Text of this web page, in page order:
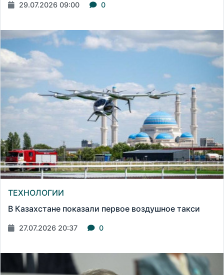
29.07.2026 09:00 0
ТЕХНОЛОГИИ
В Казахстане показали первое воздушное такси
27.07.2026 20:37 0